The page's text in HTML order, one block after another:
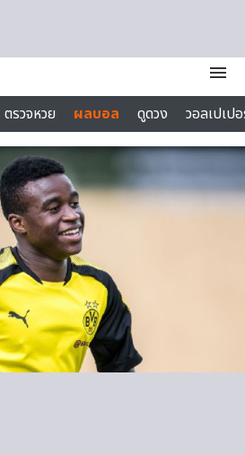
menu
ตรวจหวย ผลบอล ดูดวง
วอลเปเป